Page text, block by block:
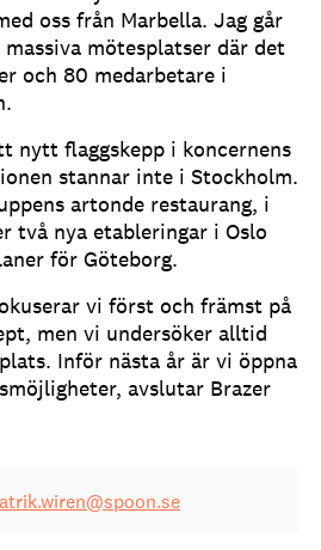
oss från Marbella. Jag går
mötesplatser där det
och 80 medarbetare i
nytt flaggskepp i koncernens
stannar inte i Stockholm.
artonde restaurang, i
två nya etableringar i Oslo
för Göteborg.
vi först och främst på
men vi undersöker alltid
Inför nästa år är vi öppna
avslutar Brazer